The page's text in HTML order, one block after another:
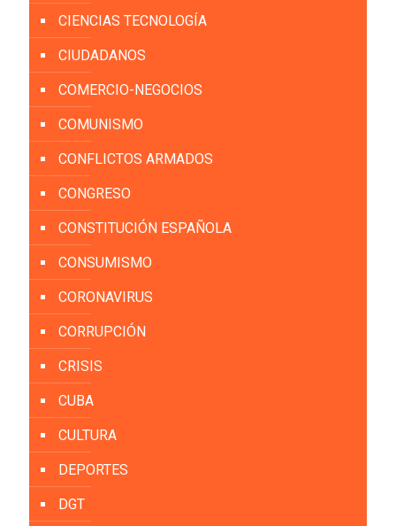
CIENCIAS TECNOLOGÍA
CIUDADANOS
COMERCIO-NEGOCIOS
COMUNISMO
CONFLICTOS ARMADOS
CONGRESO
CONSTITUCIÓN ESPAÑOLA
CONSUMISMO
CORONAVIRUS
CORRUPCIÓN
CRISIS
CUBA
CULTURA
DEPORTES
DGT